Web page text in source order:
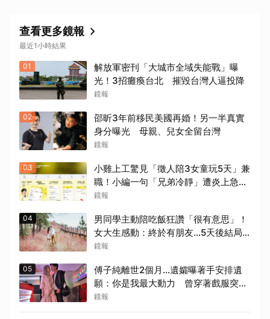
查看更多鏡報
最近1小時結果
01
解放軍密刊「大城市全域失能戰」曝
光！3招癱瘓台北 摧毀台灣人逼投降
鏡報
02
邵昕3年前移民美國再婚！另一半真實
身分曝光 母親、兒女全留台灣
鏡報
03
小雞上工驚見「徵人陪3女童玩5天」兼
職！小編一句「兄弟冷靜」遭炎上急道
歉
鏡報
04
男同學主動陪吃飯狂讚「很有意思」！
女大生感動：終於有朋友…5天後結局
超心碎
鏡報
05
傅子純離世2個月...遺孀曝著手安排遺
願：你是我最大動力 曾穿著戲服突然
回家！驚人原因曝光
鏡報